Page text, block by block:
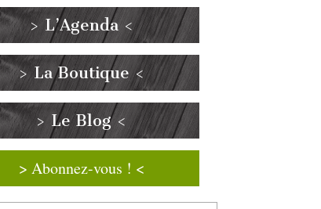
> L’Agenda <
> La Boutique <
> Le Blog <
> Abonnez-vous ! <